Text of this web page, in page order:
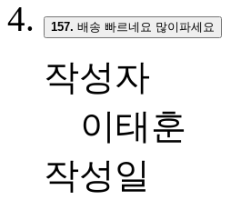
157. 배송 빠르네요 많이파세요
작성자
이태훈
작성일